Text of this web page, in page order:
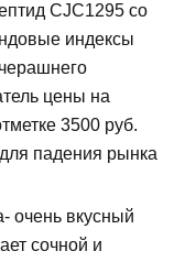
CJC1295 со
индексы
цены на
3500 руб.
падения рынка
очень вкусный
сочной и